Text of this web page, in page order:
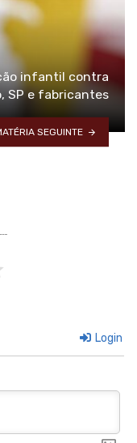
infantil contra
SP e fabricantes
SEGUINTE
Login